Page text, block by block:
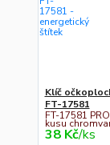
Klíč
FT-17581
FT-17581
kusu
38 Kč/ks